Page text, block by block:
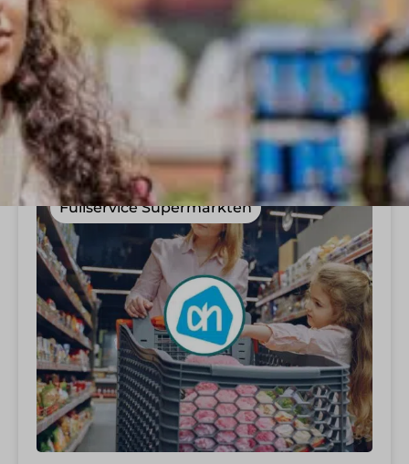
ALLEFOODRETAIL NEW RETAILSPECIAALZAKEN
SUPERMARKTEN
Fullservice Supermarkten